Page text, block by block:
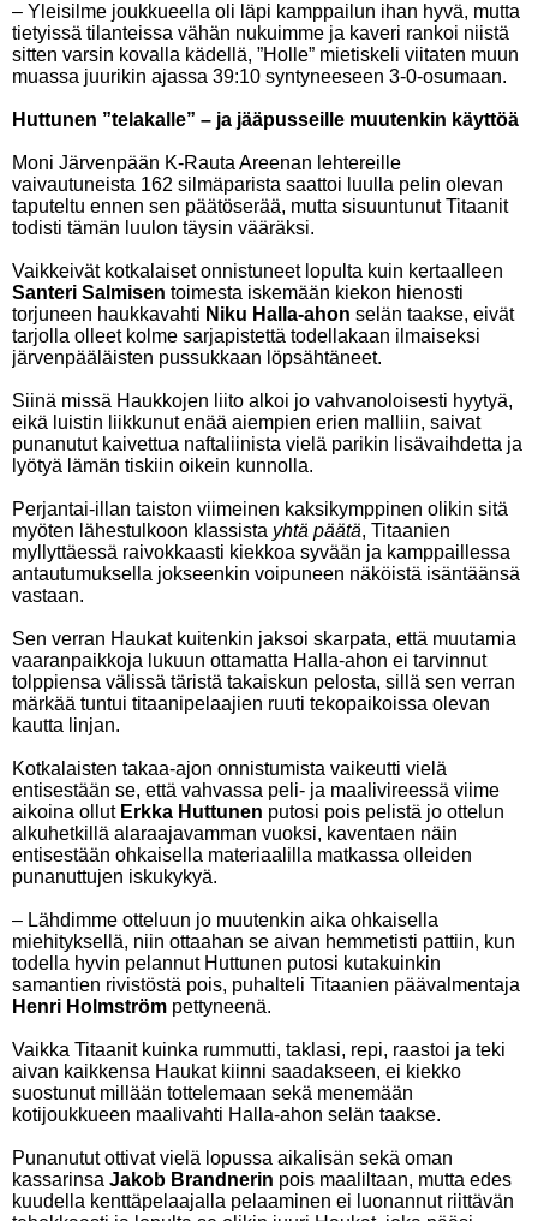
– Yleisilme joukkueella oli läpi kamppailun ihan hyvä, mutta
tietyissä tilanteissa vähän nukuimme ja kaveri rankoi niistä
sitten varsin kovalla kädellä, ”Holle” mietiskeli viitaten muun
muassa juurikin ajassa 39:10 syntyneeseen 3-0-osumaan.
Huttunen ”telakalle” – ja jääpusseille muutenkin käyttöä
Moni Järvenpään K-Rauta Areenan lehtereille
vaivautuneista 162 silmäparista saattoi luulla pelin olevan
taputeltu ennen sen päätöserää, mutta sisuuntunut Titaanit
todisti tämän luulon täysin vääräksi.
Vaikkeivät kotkalaiset onnistuneet lopulta kuin kertaalleen
Santeri Salmisen toimesta iskemään kiekon hienosti
torjuneen haukkavahti Niku Halla-ahon selän taakse, eivät
tarjolla olleet kolme sarjapistettä todellakaan ilmaiseksi
järvenpääläisten pussukkaan löpsähtäneet.
Siinä missä Haukkojen liito alkoi jo vahvanoloisesti hyytyä,
eikä luistin liikkunut enää aiempien erien malliin, saivat
punanutut kaivettua naftaliinista vielä parikin lisävaihdetta ja
lyötyä lämän tiskiin oikein kunnolla.
Perjantai-illan taiston viimeinen kaksikymppinen olikin sitä
myöten lähestulkoon klassista yhtä päätä, Titaanien
myllyttäessä raivokkaasti kiekkoa syvään ja kamppaillessa
antautumuksella jokseenkin voipuneen näköistä isäntäänsä
vastaan.
Sen verran Haukat kuitenkin jaksoi skarpata, että muutamia
vaaranpaikkoja lukuun ottamatta Halla-ahon ei tarvinnut
tolppiensa välissä täristä takaiskun pelosta, sillä sen verran
märkää tuntui titaanipelaajien ruuti tekopaikoissa olevan
kautta linjan.
Kotkalaisten takaa-ajon onnistumista vaikeutti vielä
entisestään se, että vahvassa peli- ja maalivireessä viime
aikoina ollut Erkka Huttunen putosi pois pelistä jo ottelun
alkuhetkillä alaraajavamman vuoksi, kaventaen näin
entisestään ohkaisella materiaalilla matkassa olleiden
punanuttujen iskukykyä.
– Lähdimme otteluun jo muutenkin aika ohkaisella
miehityksellä, niin ottaahan se aivan hemmetisti pattiin, kun
todella hyvin pelannut Huttunen putosi kutakuinkin
samantien rivistöstä pois, puhalteli Titaanien päävalmentaja
Henri Holmström pettyneenä.
Vaikka Titaanit kuinka rummutti, taklasi, repi, raastoi ja teki
aivan kaikkensa Haukat kiinni saadakseen, ei kiekko
suostunut millään tottelemaan sekä menemään
kotijoukkueen maalivahti Halla-ahon selän taakse.
Punanutut ottivat vielä lopussa aikalisän sekä oman
kassarinsa Jakob Brandnerin pois maaliltaan, mutta edes
kuudella kenttäpelaajalla pelaaminen ei luonannut riittävän